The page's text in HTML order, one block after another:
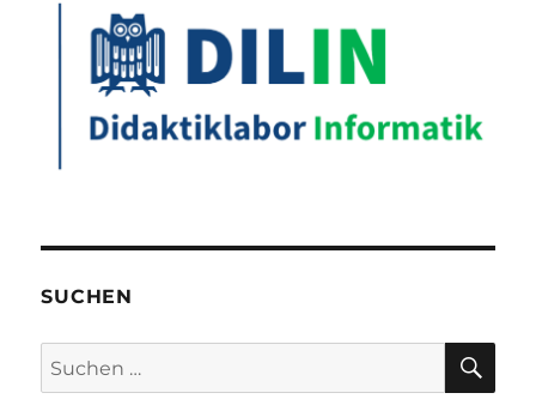
SUCHEN
Suchen
nach: